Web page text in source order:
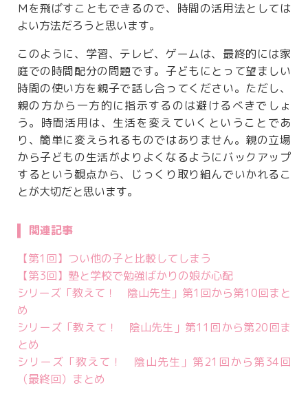
Ｍを飛ばすこともできるので、時間の活用法としては
よい方法だろうと思います。
このように、学習、テレビ、ゲームは、最終的には家
庭での時間配分の問題です。子どもにとって望ましい
時間の使い方を親子で話し合ってください。ただし、
親の方から一方的に指示するのは避けるべきでしょ
う。時間活用は、生活を変えていくということであ
り、簡単に変えられるものではありません。親の立場
から子どもの生活がよりよくなるようにバックアップ
するという観点から、じっくり取り組んでいかれるこ
とが大切だと思います。
関連記事
【第1回】つい他の子と比較してしまう
【第3回】塾と学校で勉強ばかりの娘が心配
シリーズ「教えて！ 陰山先生」第1回から第10回まと
め
シリーズ「教えて！ 陰山先生」第11回から第20回ま
とめ
シリーズ「教えて！ 陰山先生」第21回から第34回
（最終回）まとめ